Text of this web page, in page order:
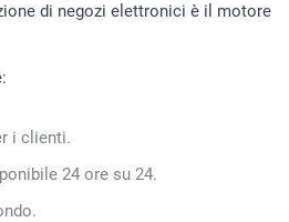
di negozi elettronici è il motore
i clienti.
24 ore su 24.